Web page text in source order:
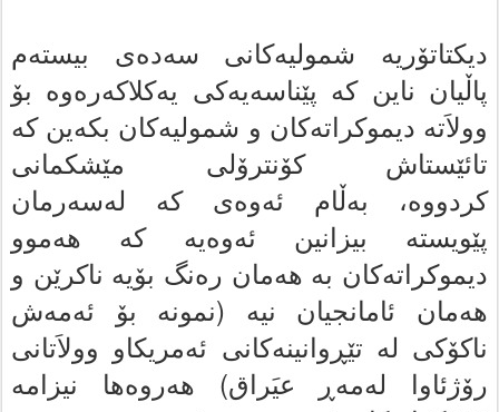
دیکتاتۆریه‌ شمولیه‌کانى سه‌ده‌ى بیسته‌م
پاڵیان ناین که‌ پێناسەیەکی یه‌کلاکه‌ره‌وه‌ بۆ
وولاَته‌ دیموکراته‌کان و شمولیه‌کان بکه‌ین که‌
تائێستاش کۆنترۆلى مێشکمانى
کردووه‌، بەڵام ئه‌وه‌ى که‌ له‌سه‌رمان
پێویستە بیزانین ئه‌وه‌یه‌ که‌ هه‌موو
دیموکراته‌کان به‌ هه‌مان رەنگ بۆیه‌ ناکرێن و
هه‌مان ئامانجیان نیه‌ (نمونه‌ بۆ ئه‌مه‌ش
ناکۆکى له‌ تێڕوانینه‌کانى ئه‌مریکاو وولاَتانى
رۆژئاوا له‌مه‌ڕ عیَراق) هه‌روه‌ها نیزامه‌